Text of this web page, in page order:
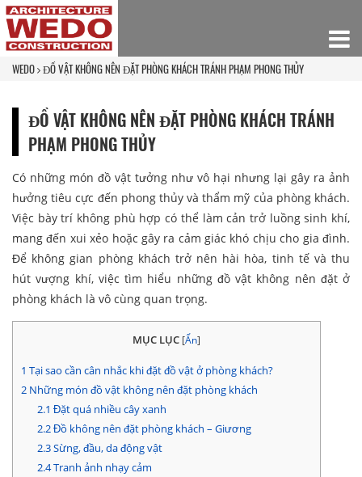
WEDO ĐỒ VẬT KHÔNG NÊN ĐẶT PHÒNG KHÁCH TRÁNH PHẠM PHONG THỦY
ĐỒ VẬT KHÔNG NÊN ĐẶT PHÒNG KHÁCH TRÁNH
PHẠM PHONG THỦY
Có những món đồ vật tưởng như vô hại nhưng lại gây ra ảnh
hưởng tiêu cực đến phong thủy và thẩm mỹ của phòng khách.
Việc bày trí không phù hợp có thể làm cản trở luồng sinh khí,
mang đến xui xẻo hoặc gây ra cảm giác khó chịu cho gia đình.
Để không gian phòng khách trở nên hài hòa, tinh tế và thu
hút vượng khí, việc tìm hiểu những đồ vật không nên đặt ở
phòng khách là vô cùng quan trọng.
MỤC LỤC [Ẩn]
1 Tại sao cần cân nhắc khi đặt đồ vật ở phòng khách?
2 Những món đồ vật không nên đặt phòng khách
2.1 Đặt quá nhiều cây xanh
2.2Đồ không nên đặt phòng khách – Giương
2.3Sừng, đầu, da động vật
2.4Tranh ảnh nhạy cảm